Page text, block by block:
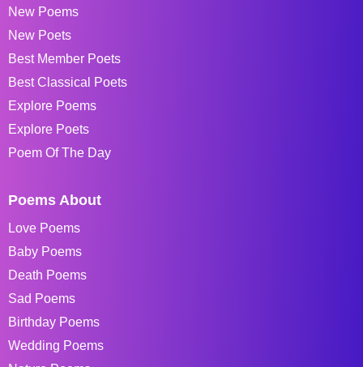
New Poems
New Poets
Best Member Poets
Best Classical Poets
Explore Poems
Explore Poets
Poem Of The Day
Poems About
Love Poems
Baby Poems
Death Poems
Sad Poems
Birthday Poems
Wedding Poems